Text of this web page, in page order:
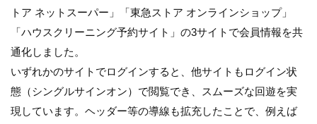
トア ネットスーパー」「東急ストア オンラインショップ」
「ハウスクリーニング予約サイト」の3サイトで会員情報を共
通化しました。
いずれかのサイトでログインすると、他サイトもログイン状
態（シングルサインオン）で閲覧でき、スムーズな回遊を実
現しています。ヘッダー等の導線も拡充したことで、例えば